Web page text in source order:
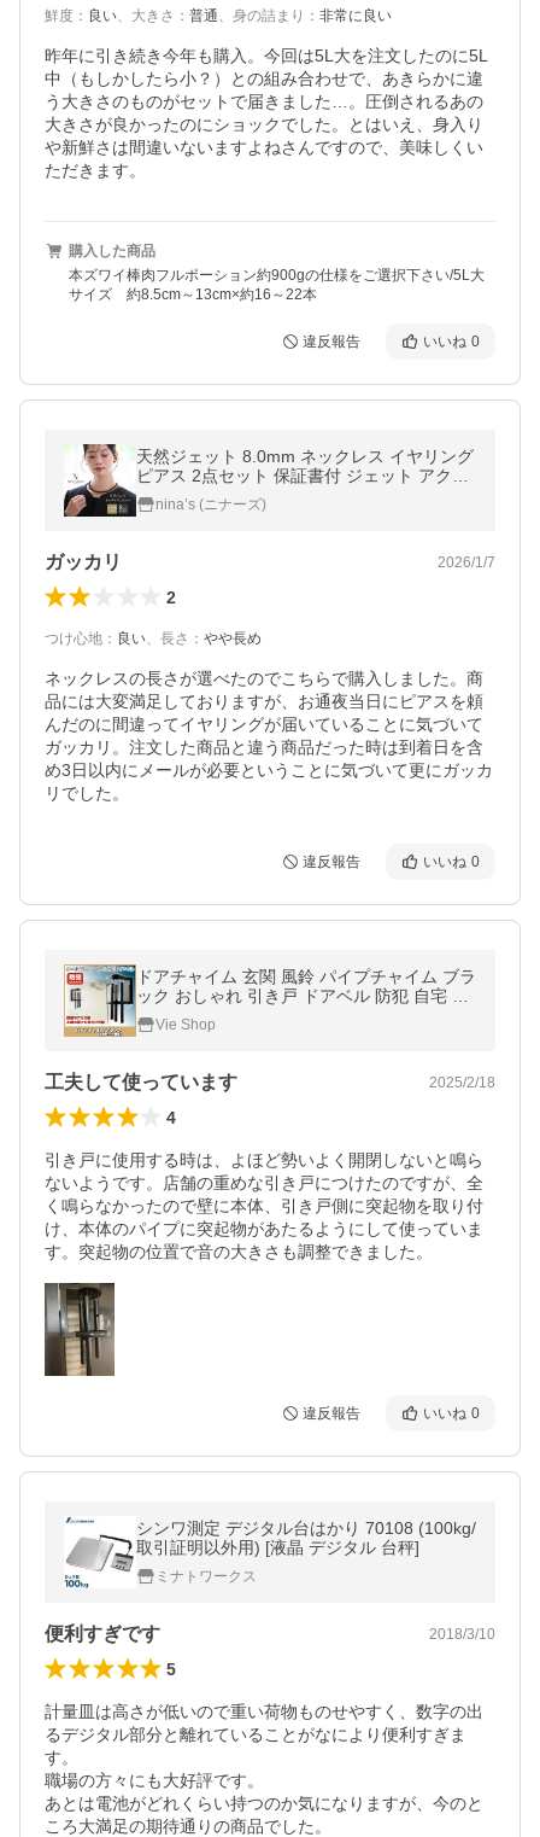
鮮度 ： 良い、 大きさ ： 普通、 身の詰まり ： 非常に良い
昨年に引き続き今年も購入。今回は5L大を注文したのに5L
中（もしかしたら小？）との組み合わせで、あきらかに違
う大きさのものがセットで届きました…。圧倒されるあの
大きさが良かったのにショックでした。とはいえ、身入り
や新鮮さは間違いないますよねさんですので、美味しくい
ただきます。
購入した商品
本ズワイ棒肉フルポーション約900gの仕様をご選択下さい/5L大
サイズ 約8.5cm～13cm×約16～22本
違反報告 いいね 0
天然ジェット 8.0mm ネックレス イヤリング
ピアス 2点セット 保証書付 ジェット アクセ
サリー 天然石 ブラックフォーマル パワース
トーン NGR-JN1015 送料無料
nina’s (ニナーズ)
ガッカリ 2026/1/7
2
つけ心地 ： 良い、 長さ ： やや長め
ネックレスの長さが選べたのでこちらで購入しました。商
品には大変満足しておりますが、お通夜当日にピアスを頼
んだのに間違ってイヤリングが届いていることに気づいて
ガッカリ。注文した商品と違う商品だった時は到着日を含
め3日以内にメールが必要ということに気づいて更にガッカ
リでした。
違反報告 いいね 0
ドアチャイム 玄関 風鈴 パイプチャイム ブラ
ック おしゃれ 引き戸 ドアベル 防犯 自宅 店
入り口 呼び鈴 ウインドチャイム マグネット
風水 鈴
Vie Shop
工夫して使っています 2025/2/18
4
引き戸に使用する時は、よほど勢いよく開閉しないと鳴ら
ないようです。店舗の重めな引き戸につけたのですが、全
く鳴らなかったので壁に本体、引き戸側に突起物を取り付
け、本体のパイプに突起物があたるようにして使っていま
す。突起物の位置で音の大きさも調整できました。
違反報告 いいね 0
シンワ測定 デジタル台はかり 70108 (100kg/
取引証明以外用) [液晶 デジタル 台秤]
ミナトワークス
便利すぎです 2018/3/10
5
計量皿は高さが低いので重い荷物ものせやすく、数字の出
るデジタル部分と離れていることがなにより便利すぎま
す。
職場の方々にも大好評です。
あとは電池がどれくらい持つのか気になりますが、今のと
ころ大満足の期待通りの商品でした。